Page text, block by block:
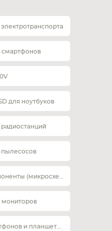
смартфонов
для ноутбуков
пылесосов
мониторов